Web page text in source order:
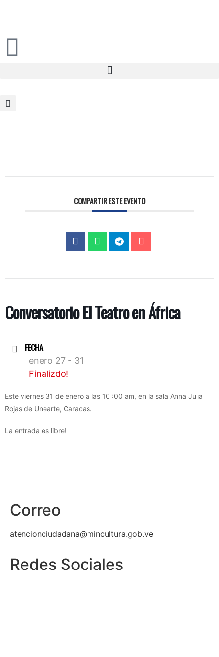
COMPARTIR ESTE EVENTO
Conversatorio El Teatro en África
FECHA
enero 27 - 31
Finalizdo!
Este viernes 31 de enero a las 10 :00 am, en la sala Anna Julia
Rojas de Unearte, Caracas.
La entrada es libre!
Correo
atencionciudadana@mincultura.gob.ve
Redes Sociales